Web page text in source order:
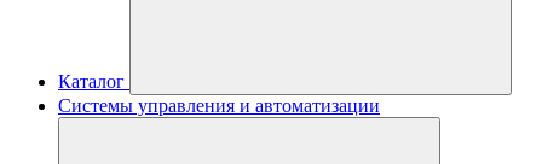
Каталог
Системы управления и автоматизации